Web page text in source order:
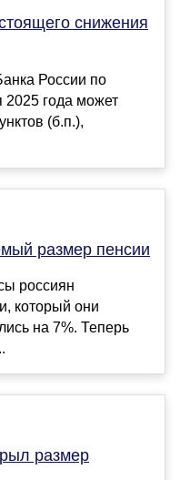
снижения
России по
2025 года может
(б.п.),
размер пенсии
россиян
который они
на 7%. Теперь
размер